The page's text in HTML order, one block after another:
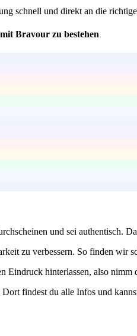
schnell und direkt an die
Bravour zu bestehen
und sei authentisch.
zu verbessern. So finden wir
hinterlassen, also nimm
findest du alle Infos und